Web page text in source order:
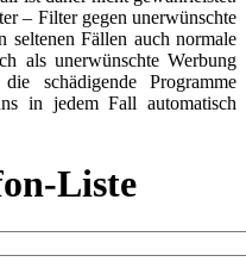
– Filter gegen unerwünschte
Fällen auch normale
als unerwünschte Werbung
schädigende Programme
in jedem Fall automatisch
Liste